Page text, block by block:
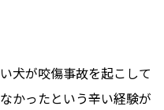
犬が咬傷事故を起こして
かったという辛い経験が